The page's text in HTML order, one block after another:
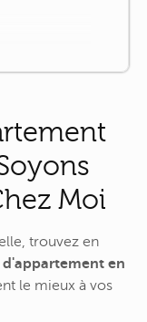
Moi
trouvez en
en
le mieux à vos